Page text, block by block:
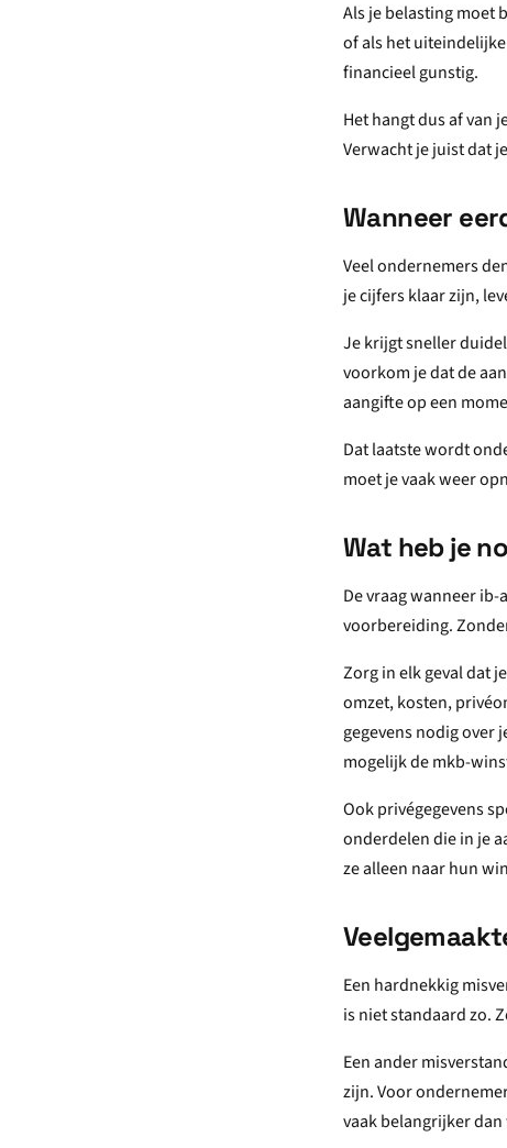
Als je belasting moet
of als het
financieel gunstig.
Het hangt dus af van
Verwacht je juist dat
Wanneer
Veel ondernemers
je cijfers klaar zijn,
Je krijgt sneller
voorkom je dat de
aangifte op een
Dat laatste wordt
moet je vaak weer
Wat heb je
De vraag wanneer
voorbereiding.
Zorg in elk geval dat
omzet, kosten,
gegevens nodig over
mogelijk de mkb-
Ook privégegevens
onderdelen die in je
ze alleen naar hun
Een hardnekkig
is niet standaard zo.
Een ander
zijn. Voor
vaak belangrijker